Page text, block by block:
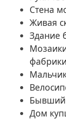
Стена
Живая
Здание
фабрики
Бывший
Дом